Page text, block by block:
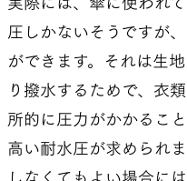
圧しかないそうですが
ができます。それは生
り撥水するためで、衣
所的に圧力がかかるこ
高い耐水圧が求められ
しなくてもよい場合に